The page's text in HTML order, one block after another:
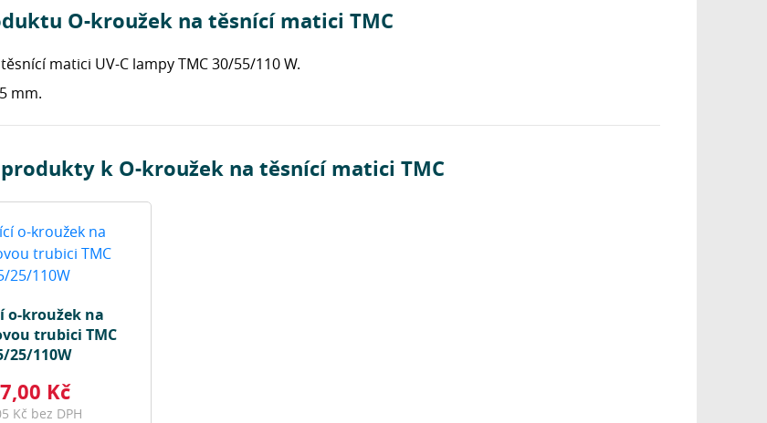
O-kroužek na těsnící matici TMC
matici UV-C lampy TMC 30/55/110 W.
mm.
k O-kroužek na těsnící matici TMC
o-kroužek na
trubici TMC
25/110W
Kč
Kč bez DPH